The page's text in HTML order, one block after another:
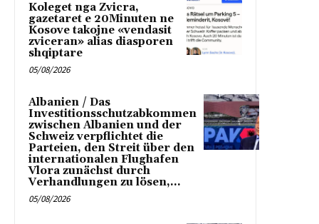
Koleget nga Zvicra,
gazetaret e 20Minuten ne
Kosove takojne «vendasit
zviceran» alias diasporen
shqiptare
05/08/2026
Albanien / Das
Investitionsschutzabkommen
zwischen Albanien und der
Schweiz verpflichtet die
Parteien, den Streit über den
internationalen Flughafen
Vlora zunächst durch
Verhandlungen zu lösen,...
05/08/2026